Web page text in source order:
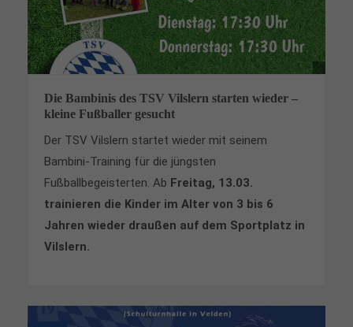
Die Bambinis des TSV Vilslern starten wieder –
kleine Fußballer gesucht
Der TSV Vilslern startet wieder mit seinem
Bambini-Training für die jüngsten
Fußballbegeisterten. Ab Freitag, 13.03.
trainieren die Kinder im Alter von 3 bis 6
Jahren wieder draußen auf dem Sportplatz in
Vilslern.